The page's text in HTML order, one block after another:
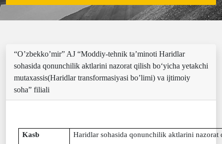
“O’zbekko’mir” AJ “Moddiy-tehnik ta’minoti Haridlar
sohasida qonunchilik aktlarini nazorat qilish bо‘yicha yetakchi
mutaxassis(Haridlar transformasiyasi bo’limi) va ijtimoiy
soha” filiali
Kasb Haridlar sohasida qonunchilik aktlarini nazorat